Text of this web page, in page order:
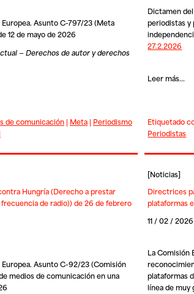
Asunto C-797/23 (Meta
12 de mayo de 2026
— Derechos de autor y derechos
de comunicación| Meta| Periodismo
Dictamen
periodistas y
27.2.2026
Leer más...
Etiquetado
Periodistas
Hungría (Derecho a prestar
de radio)) de 26 de febrero
Asunto C-92/23 (Comisión
medios de comunicación en una
[Noticias]
Directrices
plataformas
11 / 02 / 2026
La Comisión
plataformas
línea de muy